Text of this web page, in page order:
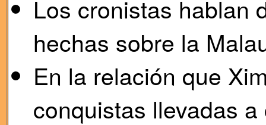
Los cronistas hablan
hechas sobre la
En la relación que
conquistas llevadas